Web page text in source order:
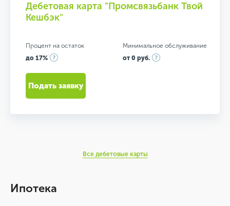
Дебетовая карта "Промсвязьбанк Твой
Кешбэк"
Процент на остаток
до 17%
Минимальное обслуживание
от 0 руб.
Подать заявку
Все дебетовые карты
Ипотека